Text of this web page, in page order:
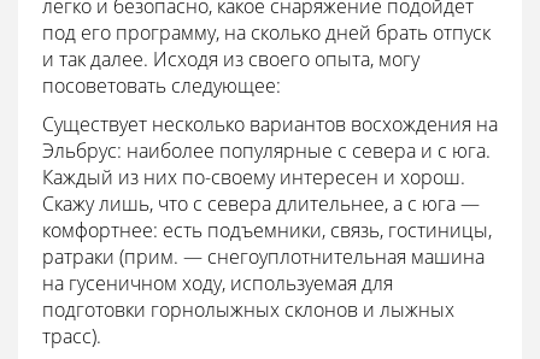
легко и безопасно, какое снаряжение подойдет
под его программу, на сколько дней брать отпуск
и так далее. Исходя из своего опыта, могу
посоветовать следующее:
Существует несколько вариантов восхождения на
Эльбрус: наиболее популярные с севера и с юга.
Каждый из них по-своему интересен и хорош.
Скажу лишь, что с севера длительнее, а с юга —
комфортнее: есть подъемники, связь, гостиницы,
ратраки (прим. — снегоуплотнительная машина
на гусеничном ходу, используемая для
подготовки горнолыжных склонов и лыжных
трасс).